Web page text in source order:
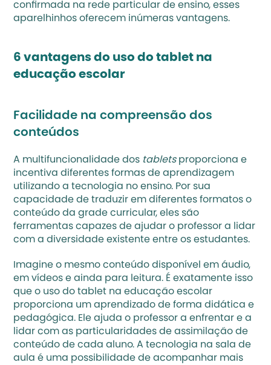
confirmada na rede particular de ensino, esses
aparelhinhos oferecem inúmeras vantagens.
6 vantagens do uso do tablet na
educação escolar
Facilidade na compreensão dos
conteúdos
A multifuncionalidade dos tablets proporciona e
incentiva diferentes formas de aprendizagem
utilizando a tecnologia no ensino. Por sua
capacidade de traduzir em diferentes formatos o
conteúdo da grade curricular, eles são
ferramentas capazes de ajudar o professor a lidar
com a diversidade existente entre os estudantes.
Imagine o mesmo conteúdo disponível em áudio,
em vídeos e ainda para leitura. É exatamente isso
que o uso do tablet na educação escolar
proporciona um aprendizado de forma didática e
pedagógica. Ele ajuda o professor a enfrentar e a
lidar com as particularidades de assimilação de
conteúdo de cada aluno. A tecnologia na sala de
aula é uma possibilidade de acompanhar mais